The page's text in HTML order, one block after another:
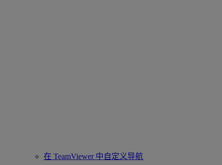
在 TeamViewer 中自定义导航